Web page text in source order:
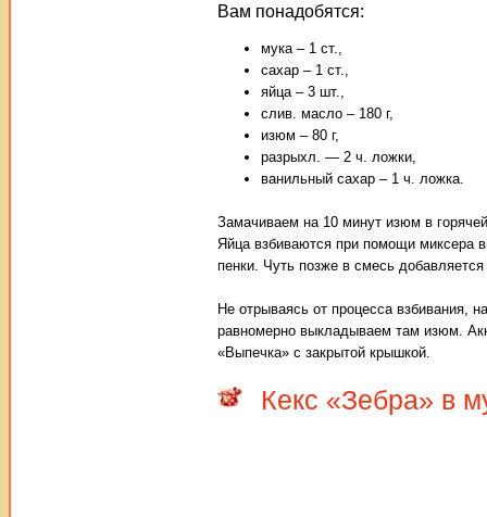
Вам понадобятся:
мука – 1 ст.,
сахар – 1 ст.,
яйца – 3 шт.,
слив. масло – 180 г,
изюм – 80 г,
разрыхл. — 2 ч. ложки,
ванильный сахар – 1 ч. ложка.
Замачиваем на 10 минут изюм в
Яйца взбиваются при помощи миксера
пенки. Чуть позже в смесь
Не отрываясь от процесса взбивания,
равномерно выкладываем там изюм.
«Выпечка» с закрытой крышкой.
Кекс «Зебра» в